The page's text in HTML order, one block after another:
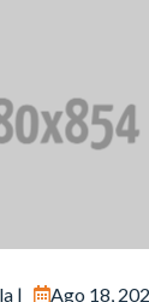
| Ago 18,